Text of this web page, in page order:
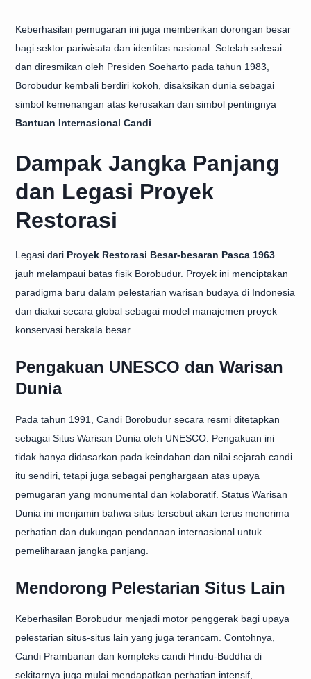
Keberhasilan pemugaran ini juga memberikan dorongan besar
bagi sektor pariwisata dan identitas nasional. Setelah selesai
dan diresmikan oleh Presiden Soeharto pada tahun 1983,
Borobudur kembali berdiri kokoh, disaksikan dunia sebagai
simbol kemenangan atas kerusakan dan simbol pentingnya
Bantuan Internasional Candi
Dampak Jangka Panjang
dan Legasi Proyek
Restorasi
Legasi dari Proyek Restorasi Besar-besaran Pasca 1963
jauh melampaui batas fisik Borobudur. Proyek ini menciptakan
paradigma baru dalam pelestarian warisan budaya di Indonesia
dan diakui secara global sebagai model manajemen proyek
konservasi berskala besar.
Pengakuan UNESCO dan Warisan
Dunia
Pada tahun 1991, Candi Borobudur secara resmi ditetapkan
sebagai Situs Warisan Dunia oleh UNESCO. Pengakuan ini
tidak hanya didasarkan pada keindahan dan nilai sejarah candi
itu sendiri, tetapi juga sebagai penghargaan atas upaya
pemugaran yang monumental dan kolaboratif. Status Warisan
Dunia ini menjamin bahwa situs tersebut akan terus menerima
perhatian dan dukungan pendanaan internasional untuk
pemeliharaan jangka panjang.
Mendorong Pelestarian Situs Lain
Keberhasilan Borobudur menjadi motor penggerak bagi upaya
pelestarian situs-situs lain yang juga terancam. Contohnya,
Candi Prambanan dan kompleks candi Hindu-Buddha di
sekitarnya juga mulai mendapatkan perhatian intensif,